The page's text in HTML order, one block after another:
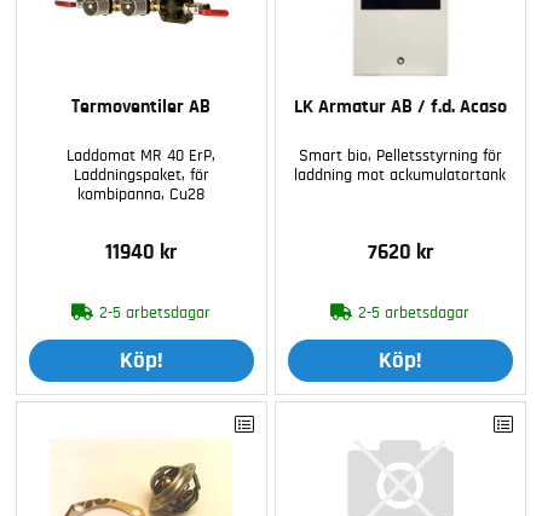
Termoventiler AB
Laddomat MR 40 ErP,
Laddningspaket, för
kombipanna, Cu28
11940 kr
2-5 arbetsdagar
Köp!
LK Armatur AB / f.d. Acaso
Smart bio, Pelletsstyrning för
laddning mot ackumulatortank
7620 kr
2-5 arbetsdagar
Köp!